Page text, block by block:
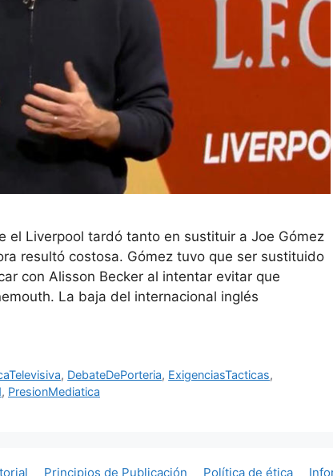
el Liverpool tardó tanto en sustituir a Joe Gómez
resultó costosa. Gómez tuvo que ser sustituido
con Alisson Becker al intentar evitar que
La baja del internacional inglés
, DebateDePorteria, ExigenciasTacticas,
, PresionMediatica
Principios de Publicación Política de ética